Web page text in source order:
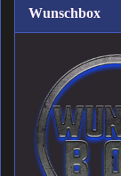
Wunschbox